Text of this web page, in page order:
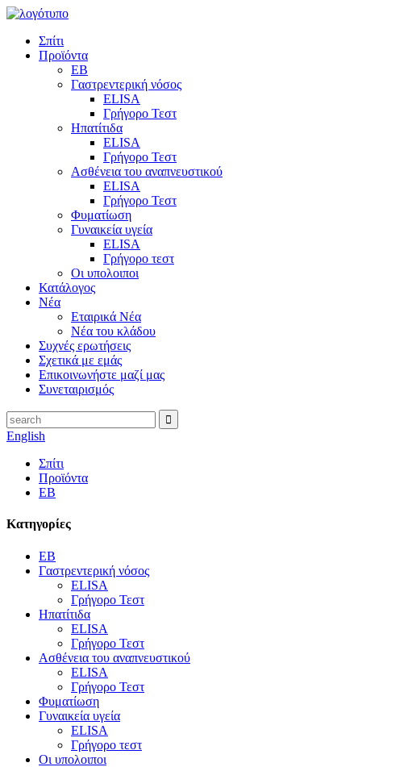
Σπίτι
Προϊόντα
EB
Γαστρεντερική νόσος
ELISA
Γρήγορο Τεστ
Ηπατίτιδα
ELISA
Γρήγορο Τεστ
Ασθένεια του αναπνευστικού
ELISA
Γρήγορο Τεστ
Φυματίωση
Γυναικεία υγεία
ELISA
Γρήγορο τεστ
Οι υπολοιποι
Κατάλογος
Νέα
Εταιρικά Νέα
Νέα του κλάδου
Συχνές ερωτήσεις
Σχετικά με εμάς
Επικοινωνήστε μαζί μας
Συνεταιρισμός
English
Σπίτι
Προϊόντα
EB
Κατηγορίες
EB
Γαστρεντερική νόσος
ELISA
Γρήγορο Τεστ
Ηπατίτιδα
ELISA
Γρήγορο Τεστ
Ασθένεια του αναπνευστικού
ELISA
Γρήγορο Τεστ
Φυματίωση
Γυναικεία υγεία
ELISA
Γρήγορο τεστ
Οι υπολοιποι